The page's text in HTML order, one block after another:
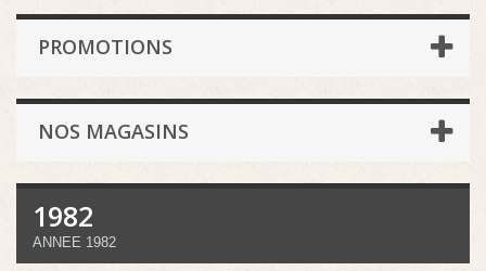
PROMOTIONS
NOS MAGASINS
1982
ANNEE 1982